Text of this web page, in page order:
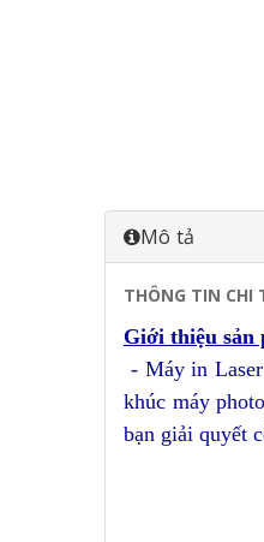
Mô tả
THÔNG TIN CHI
Giới thiệu sản
- Máy in L
khúc máy
bạn giải quyết